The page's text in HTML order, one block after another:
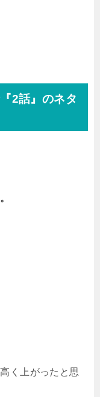
2話』のネタ
く上がったと思